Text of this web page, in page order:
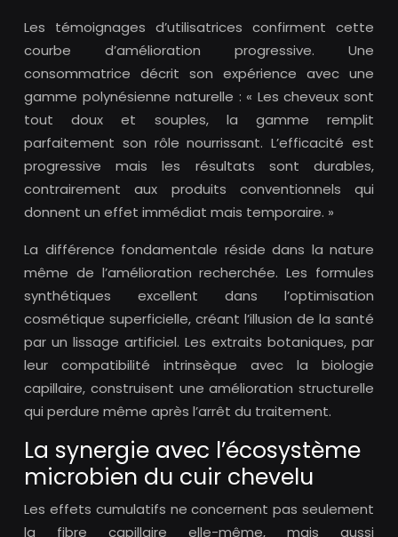
Les témoignages d’utilisatrices confirment cette
courbe d’amélioration progressive. Une
consommatrice décrit son expérience avec une
gamme polynésienne naturelle : « Les cheveux sont
tout doux et souples, la gamme remplit
parfaitement son rôle nourrissant. L’efficacité est
progressive mais les résultats sont durables,
contrairement aux produits conventionnels qui
donnent un effet immédiat mais temporaire. »
La différence fondamentale réside dans la nature
même de l’amélioration recherchée. Les formules
synthétiques excellent dans l’optimisation
cosmétique superficielle, créant l’illusion de la santé
par un lissage artificiel. Les extraits botaniques, par
leur compatibilité intrinsèque avec la biologie
capillaire, construisent une amélioration structurelle
qui perdure même après l’arrêt du traitement.
La synergie avec l’écosystème
microbien du cuir chevelu
Les effets cumulatifs ne concernent pas seulement
la fibre capillaire elle-même, mais aussi